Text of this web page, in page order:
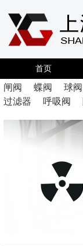
首页
闸阀 蝶阀 球阀
过滤器
呼吸阀